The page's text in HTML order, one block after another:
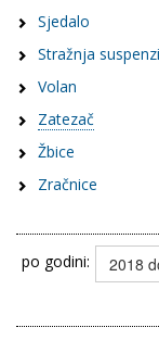
Sjedalo
Stražnja
Volan
Zatezač
Žbice
Zračnice
po godini: 2018